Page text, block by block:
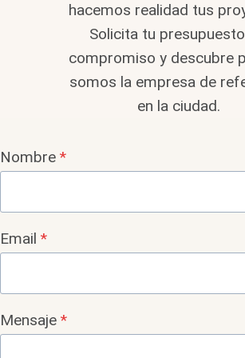
hacemos realidad tus
Solicita tu
compromiso y descubre
somos la empresa de
en la ciudad.
Nombre *
Email *
Mensaje *